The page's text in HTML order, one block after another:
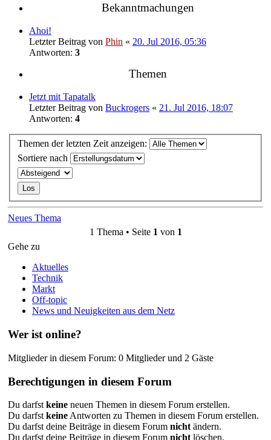
Bekanntmachungen
Ahoi!
Letzter Beitrag von Phin « 20. Jul 2016, 05:36
Antworten: 3
Themen
Jetzt mit Tapatalk
Letzter Beitrag von Buckrogers « 21. Jul 2016, 18:07
Antworten: 4
Themen der letzten Zeit anzeigen:
Sortiere nach
Neues Thema
1 Thema • Seite 1von 1
Gehe zu
Aktuelles
Technik
Markt
Off-topic
News und Neuigkeiten aus dem Netz
Wer ist online?
Mitglieder in diesem Forum: 0 Mitglieder und 2 Gäste
Berechtigungen in diesem Forum
Du darfst keine neuen Themen in diesem Forum erstellen.
Du darfst keine Antworten zu Themen in diesem Forum erstellen.
Du darfst deine Beiträge in diesem Forum nicht ändern.
Du darfst deine Beiträge in diesem Forum nicht löschen.